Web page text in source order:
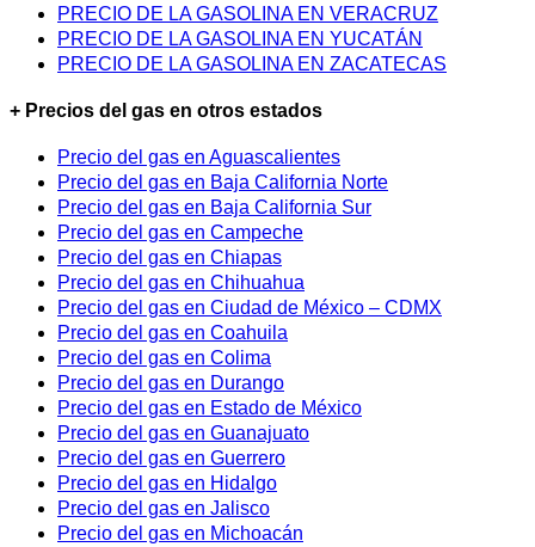
PRECIO DE LA GASOLINA EN VERACRUZ
PRECIO DE LA GASOLINA EN YUCATÁN
PRECIO DE LA GASOLINA EN ZACATECAS
+ Precios del gas en otros estados
Precio del gas en Aguascalientes
Precio del gas en Baja California Norte
Precio del gas en Baja California Sur
Precio del gas en Campeche
Precio del gas en Chiapas
Precio del gas en Chihuahua
Precio del gas en Ciudad de México – CDMX
Precio del gas en Coahuila
Precio del gas en Colima
Precio del gas en Durango
Precio del gas en Estado de México
Precio del gas en Guanajuato
Precio del gas en Guerrero
Precio del gas en Hidalgo
Precio del gas en Jalisco
Precio del gas en Michoacán